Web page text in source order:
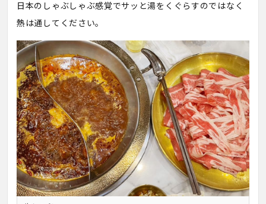
日本のしゃぶしゃぶ感覚でサッと湯をくぐらすのではなく
熱は通してください。